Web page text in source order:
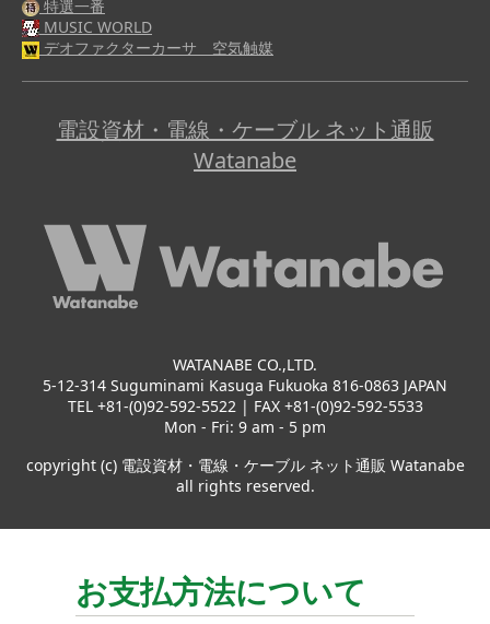
特選一番
MUSIC WORLD
デオファクターカーサ 空気触媒
電設資材・電線・ケーブル ネット通販
Watanabe
WATANABE CO.,LTD.
5-12-314 Suguminami Kasuga Fukuoka 816-0863 JAPAN
TEL +81-(0)92-592-5522 | FAX +81-(0)92-592-5533
Mon - Fri: 9 am - 5 pm
copyright (c) 電設資材・電線・ケーブル ネット通販 Watanabe
all rights reserved.
お支払方法について